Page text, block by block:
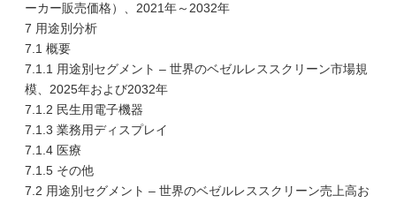
ーカー販売価格）、2021年～2032年
7 用途別分析
7.1 概要
7.1.1 用途別セグメント – 世界のベゼルレススクリーン市場規
模、2025年および2032年
7.1.2 民生用電子機器
7.1.3 業務用ディスプレイ
7.1.4 医療
7.1.5 その他
7.2 用途別セグメント – 世界のベゼルレススクリーン売上高お